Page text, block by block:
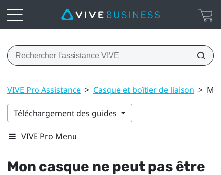
VIVE Pro Assistance > Casque et boîtier de liaison >
Téléchargement des guides
VIVE Pro Menu
Mon casque ne peut pas être